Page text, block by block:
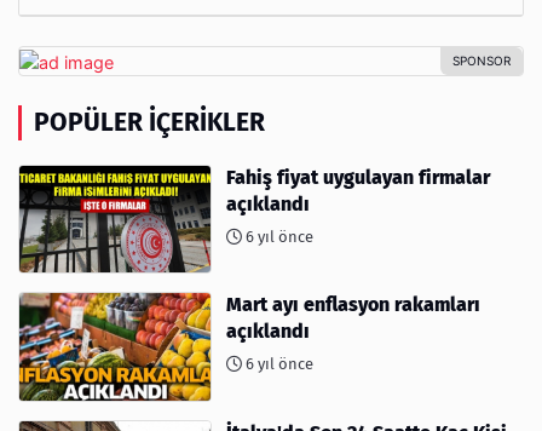
POPÜLER İÇERIKLER
Fahiş fiyat uygulayan firmalar
açıklandı
6 yıl önce
Mart ayı enflasyon rakamları
açıklandı
6 yıl önce